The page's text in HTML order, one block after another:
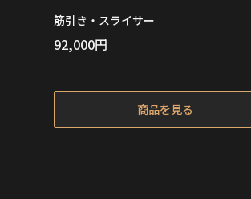
筋引き・スライサー
92,000円
商品を見る